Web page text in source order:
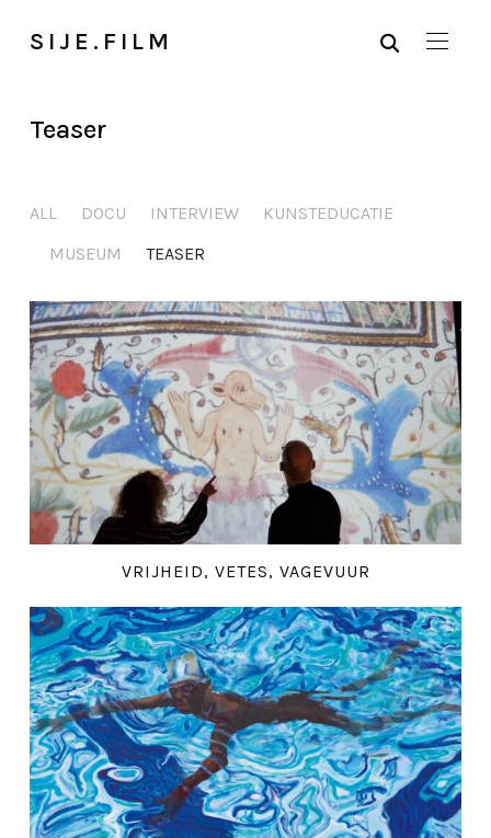
SIJE.FILM
Teaser
ALL DOCU INTERVIEW
KUNSTEDUCATIE
MUSEUM
TEASER
VRIJHEID, VETES, VAGEVUUR